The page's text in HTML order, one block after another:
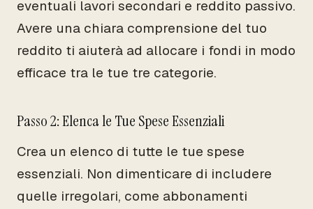
eventuali lavori secondari e reddito passivo.
Avere una chiara comprensione del tuo
reddito ti aiuterà ad allocare i fondi in modo
efficace tra le tue tre categorie.
Passo 2: Elenca le Tue Spese Essenziali
Crea un elenco di tutte le tue spese
essenziali. Non dimenticare di includere
quelle irregolari, come abbonamenti